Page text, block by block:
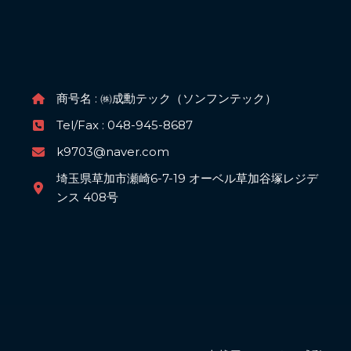
商号名 : ㈱成勳テック（ソンフンテック）
Tel/Fax : 048-945-8687
k9703@naver.com
埼玉県草加市瀬崎6-7-19 オーベル草加谷塚レジデ
ンス 408号